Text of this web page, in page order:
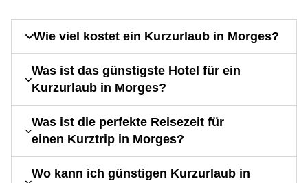
Wie viel kostet ein Kurzurlaub in Morges?
Was ist das günstigste Hotel für ein
Kurzurlaub in Morges?
Was ist die perfekte Reisezeit für
einen Kurztrip in Morges?
Wo kann ich günstigen Kurzurlaub in